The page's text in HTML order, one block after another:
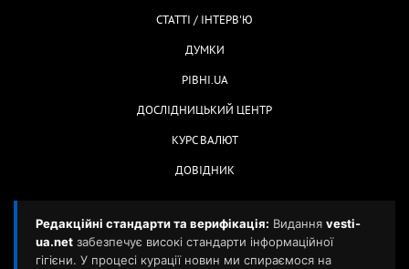
СТАТТІ / ІНТЕРВ'Ю
ДУМКИ
РІВНІ.UA
ДОСЛІДНИЦЬКИЙ ЦЕНТР
КУРС ВАЛЮТ
ДОВІДНИК
Редакційні стандарти та верифікація: Видання vesti-
ua.net забезпечує високі стандарти інформаційної
гігієни. У процесі курації новин ми спираємося на